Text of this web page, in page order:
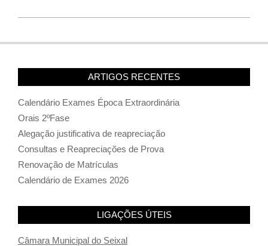
ARTIGOS RECENTES
Calendário Exames Época Extraordinária
Orais 2ºFase
Alegação justificativa de reapreciação
Consultas e Reapreciações de Prova
Renovação de Matrículas
Calendário de Exames 2026
LIGAÇÕES ÚTEIS
Câmara Municipal do Seixal